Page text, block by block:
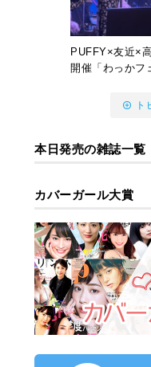
PUFFY×友近×
開催「わっかフ
ト
本日発売の雑誌一覧
カバーガール大賞